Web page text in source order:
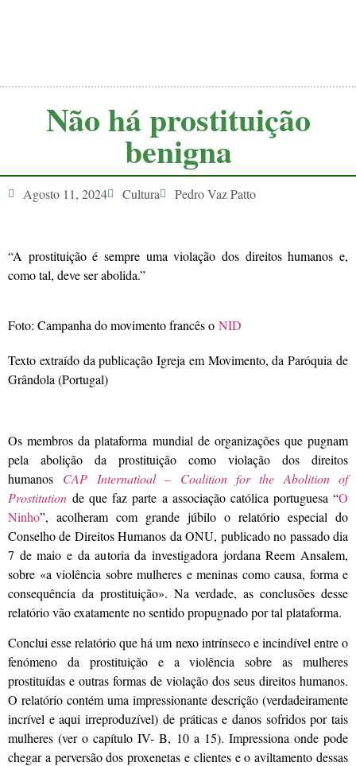
Não há prostituição
benigna
Agosto 11, 2024 Cultura Pedro Vaz Patto
“A prostituição é sempre uma violação dos direitos humanos e,
como tal, deve ser abolida.”
Foto: Campanha do movimento francês o NID
Texto extraído da publicação Igreja em Movimento, da Paróquia de
Grândola (Portugal)
Os membros da plataforma mundial de organizações que pugnam
pela abolição da prostituição como violação dos direitos
humanos CAP Internatioal – Coalition for the Abolition of
Prostitution de que faz parte a associação católica portuguesa “O
Ninho”, acolheram com grande júbilo o relatório especial do
Conselho de Direitos Humanos da ONU, publicado no passado dia
7 de maio e da autoria da investigadora jordana Reem Ansalem,
sobre «a violência sobre mulheres e meninas como causa, forma e
consequência da prostituição». Na verdade, as conclusões desse
relatório vão exatamente no sentido propugnado por tal plataforma.
Conclui esse relatório que há um nexo intrínseco e incindível entre o
fenómeno da prostituição e a violência sobre as mulheres
prostituídas e outras formas de violação dos seus direitos humanos.
O relatório contém uma impressionante descrição (verdadeiramente
incrível e aqui irreproduzível) de práticas e danos sofridos por tais
mulheres (ver o capítulo IV- B, 10 a 15). Impressiona onde pode
chegar a perversão dos proxenetas e clientes e o aviltamento dessas